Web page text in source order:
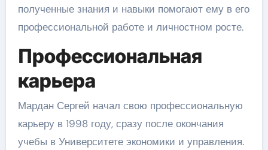
полученные знания и навыки помогают ему в его
профессиональной работе и личностном росте.
Профессиональная
карьера
Мардан Сергей начал свою профессиональную
карьеру в 1998 году, сразу после окончания
учебы в Университете экономики и управления.